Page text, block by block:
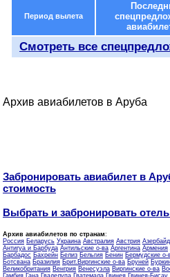
Период вылета
Смотреть все
Архив авиабилетов в Аруба
Забронировать авиабилет в
стоимость
Выбрать и забронировать
Архив авиабилетов по странам:
Россия Беларусь Украина Австралия Австрия
Антигуа и Барбуда Антильские о-ва Аргентина Армения
Барбадос Бахрейн Белиз Бельгия Бенин Бермудские о-
Ботсвана Бразилия Брит.Виргинские о-ва Бруней
Великобритания Венгрия Венесуэла Виргинские о-ва
Гамбия Гана Гваделупа Гватемала Гвинея Гвинея-Бисау